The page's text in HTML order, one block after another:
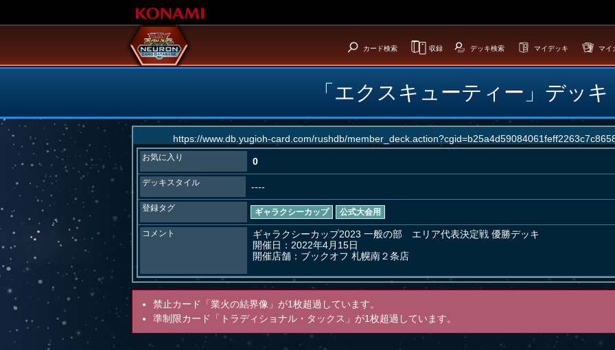
カード検索 収録 デッキ検索 マイデッキ マイ
「エクスキューティー」デッキ
お気に入り 0
デッキスタイル ----
登録タグ ギャラクシーカップ 公式大会用
コメント
ギャラクシーカップ2023 一般の部　エリア代表決定戦 優勝デッキ
開催日：2022年4月15日
開催店舗：ブックオフ 札幌南２条店
禁止カード「業火の結界像」が1枚超過しています。
準制限カード「トラディショナル・タックス」が1枚超過しています。